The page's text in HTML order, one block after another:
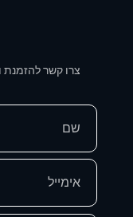
צרו קשר